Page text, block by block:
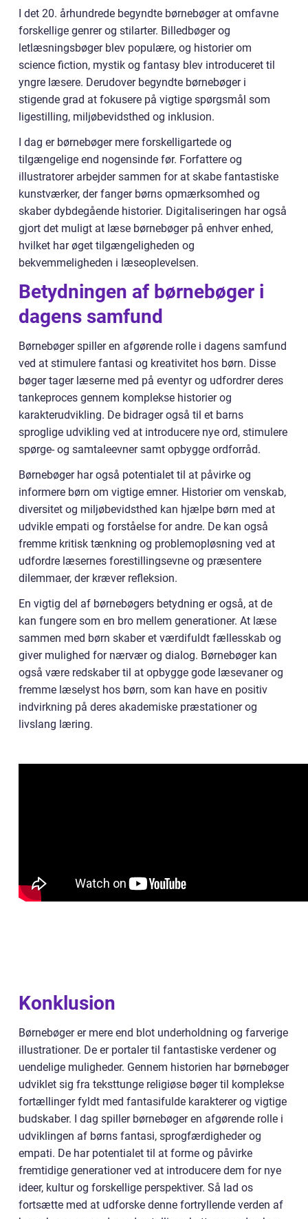
I det 20. århundrede begyndte børnebøger at omfavne
forskellige genrer og stilarter. Billedbøger og
letlæsningsbøger blev populære, og historier om
science fiction, mystik og fantasy blev introduceret til
yngre læsere. Derudover begyndte børnebøger i
stigende grad at fokusere på vigtige spørgsmål som
ligestilling, miljøbevidsthed og inklusion.
I dag er børnebøger mere forskelligartede og
tilgængelige end nogensinde før. Forfattere og
illustratorer arbejder sammen for at skabe fantastiske
kunstværker, der fanger børns opmærksomhed og
skaber dybdegående historier. Digitaliseringen har også
gjort det muligt at læse børnebøger på enhver enhed,
hvilket har øget tilgængeligheden og
bekvemmeligheden i læseoplevelsen.
Betydningen af børnebøger i
dagens samfund
Børnebøger spiller en afgørende rolle i dagens samfund
ved at stimulere fantasi og kreativitet hos børn. Disse
bøger tager læserne med på eventyr og udfordrer deres
tankeproces gennem komplekse historier og
karakterudvikling. De bidrager også til et barns
sproglige udvikling ved at introducere nye ord, stimulere
spørge- og samtaleevner samt opbygge ordforråd.
Børnebøger har også potentialet til at påvirke og
informere børn om vigtige emner. Historier om venskab,
diversitet og miljøbevidsthed kan hjælpe børn med at
udvikle empati og forståelse for andre. De kan også
fremme kritisk tænkning og problemopløsning ved at
udfordre læsernes forestillingsevne og præsentere
dilemmaer, der kræver refleksion.
En vigtig del af børnebøgers betydning er også, at de
kan fungere som en bro mellem generationer. At læse
sammen med børn skaber et værdifuldt fællesskab og
giver mulighed for nærvær og dialog. Børnebøger kan
også være redskaber til at opbygge gode læsevaner og
fremme læselyst hos børn, som kan have en positiv
indvirkning på deres akademiske præstationer og
livslang læring.
Konklusion
Børnebøger er mere end blot underholdning og farverige
illustrationer. De er portaler til fantastiske verdener og
uendelige muligheder. Gennem historien har børnebøger
udviklet sig fra teksttunge religiøse bøger til komplekse
fortællinger fyldt med fantasifulde karakterer og vigtige
budskaber. I dag spiller børnebøger en afgørende rolle i
udviklingen af børns fantasi, sprogfærdigheder og
empati. De har potentialet til at forme og påvirke
fremtidige generationer ved at introducere dem for nye
ideer, kultur og forskellige perspektiver. Så lad os
fortsætte med at udforske denne fortryllende verden af